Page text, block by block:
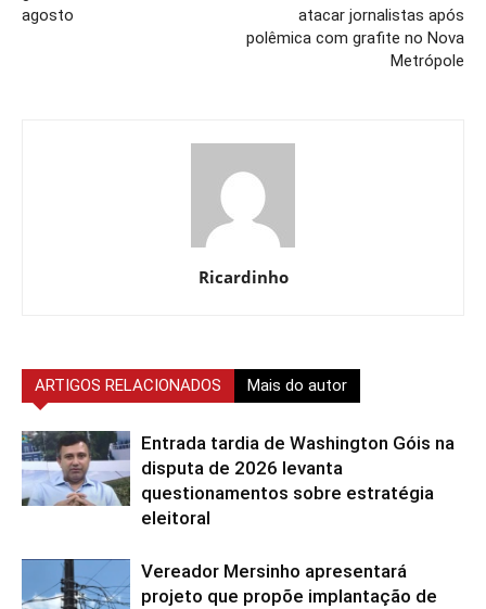
agosto
atacar jornalistas após
polêmica com grafite no Nova
Metrópole
Ricardinho
ARTIGOS RELACIONADOS Mais do autor
Entrada tardia de Washington Góis na
disputa de 2026 levanta
questionamentos sobre estratégia
eleitoral
Vereador Mersinho apresentará
projeto que propõe implantação de